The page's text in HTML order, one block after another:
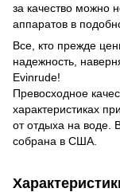
за качество можно
аппаратов в
Все, кто прежде
надежность,
Evinrude!
Превосходное
характеристиках
от отдыха на воде.
собрана в США.